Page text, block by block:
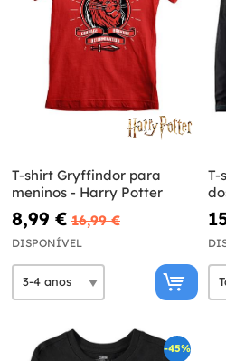
T-shirt Gryffindor para
meninos - Harry Potter
8,99 € 16,99 €
DISPONÍVEL
T-
-45%